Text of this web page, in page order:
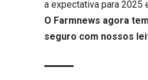
a expectativa para 2025
O Farmnews agora
seguro com nossos